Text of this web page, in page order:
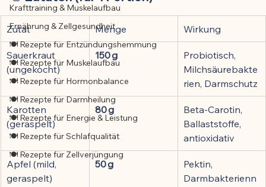
Krafttraining & Muskelaufbau
Ernährung & Zellgesundheit
🍽️ Rezepte für Entzündungshemmung
🍽️ Rezepte für Muskelaufbau
🍽️ Rezepte für Hormonbalance
🍽️ Rezepte für Darmheilung
🍽️ Rezepte für Energie & Leistung
🍽️ Rezepte für Schlafqualität
🍽️ Rezepte für Zellverjüngung
Zutat Menge Wirkung
Sauerkraut
(ungekocht)
150 g
Probiotisch,
Milchsäurebakte
rien, Darmschutz
Karotten
(geraspelt)
80 g
Beta-Carotin,
Ballaststoffe,
antioxidativ
Apfel (mild,
geraspelt)
50 g
Pektin,
Darmbakterienn